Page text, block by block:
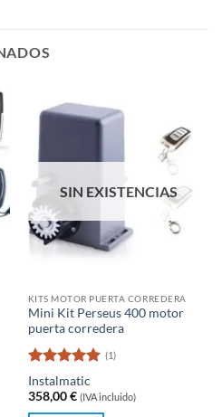
SIN EXISTENCIAS
KITS MOTOR PUERTA CORREDERA
Mini Kit Perseus 400 motor
puerta corredera
Valorado
con5de 5
(1)
Instalmatic
358,00€ (IVA incluido)